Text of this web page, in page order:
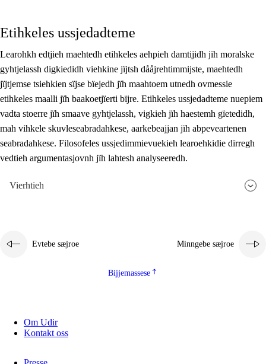
Etihkeles ussjedadteme
Learohkh edtjieh maehtedh etihkeles aehpieh damtijidh jïh moralske
gyhtjelassh digkiedidh viehkine jïjtsh dååjrehtimmijste, maehtedh
jïjtjemse tsiehkien sïjse bïejedh jïh maahtoem utnedh ovmessie
etihkeles maalli jïh baakoetjïerti bïjre. Etihkeles ussjedadteme nuepiem
vadta stoerre jïh smaave gyhtjelassh, vigkieh jïh haestemh gïetedidh,
mah vihkele skuvleseabradahkese, aarkebeajjan jïh abpeveartenen
seabradahkese. Filosofeles ussjedimmievuekieh learoehkidie dïrregh
vedtieh argumentasjovnh jïh lahtesh analyseeredh.
Vierhtieh
Evtebe sæjroe Minngebe sæjroe
Bijjemassese
Om Udir
Kontakt oss